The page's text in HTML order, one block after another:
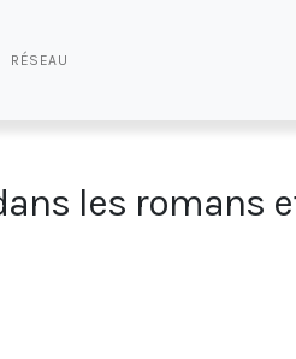
RÉSEAU
les romans